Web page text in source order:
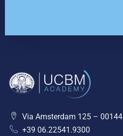
Via Amsterdam 125 – 00144
+39 06.22541.9300